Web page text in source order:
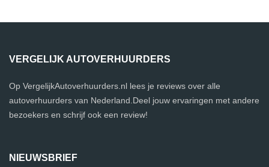
VERGELIJK AUTOVERHUURDERS
Op VergelijkAutoverhuurders.nl lees je reviews over alle
autoverhuurders van Nederland.Deel jouw ervaringen met andere
bezoekers en schrijf ook een review!
NIEUWSBRIEF